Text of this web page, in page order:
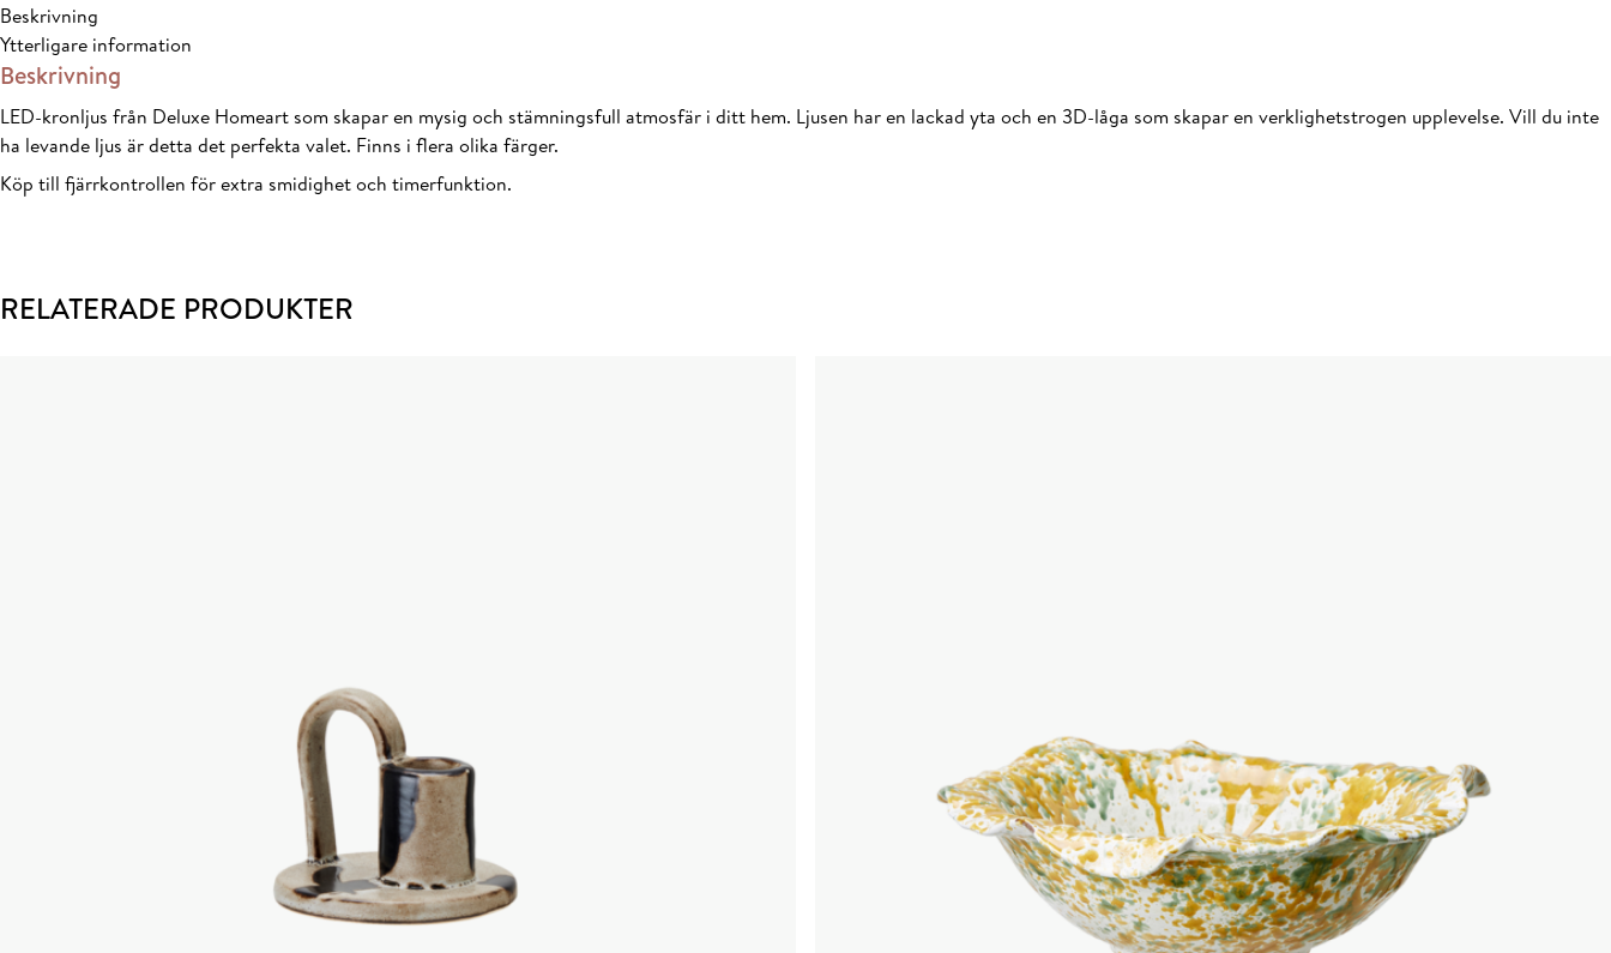
mängd
Beskrivning
Ytterligare information
Beskrivning
LED-kronljus från Deluxe Homeart som skapar en mysig och stämningsfull atmosfär i ditt hem. Ljusen har en lackad yta och en 3D-låga som skapar en verklighetstrogen upplevelse. Vill du inte
ha levande ljus är detta det perfekta valet. Finns i flera olika färger.
Köp till fjärrkontrollen för extra smidighet och timerfunktion.
RELATERADE PRODUKTER